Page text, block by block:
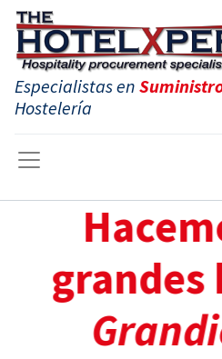
Especialistas en
Hostelería
grandes